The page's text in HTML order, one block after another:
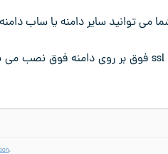
می توانید سایر دامنه یا ساب